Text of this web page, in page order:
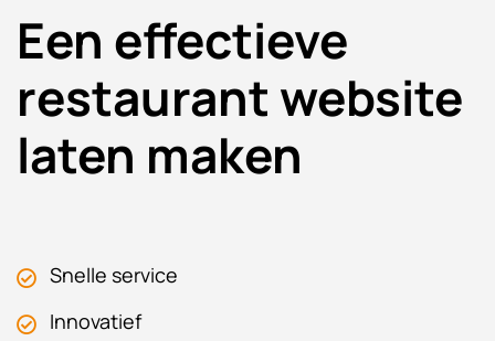
Contact
Een effectieve
restaurant website
laten maken
Snelle service
Innovatief